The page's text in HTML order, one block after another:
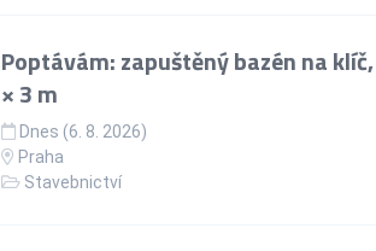
Poptávám: zapuštěný bazén na
× 3 m
Dnes (6. 8. 2026)
Praha
Stavebnictví